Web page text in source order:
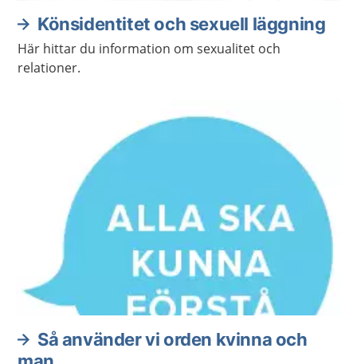
Könsidentitet och sexuell läggning
Här hittar du information om sexualitet och
relationer.
Så använder vi orden kvinna och